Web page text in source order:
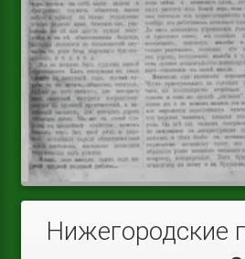
Нижегородские